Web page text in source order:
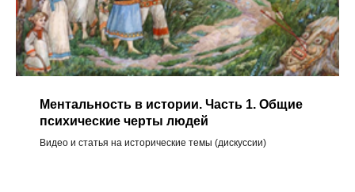
Ментальность в истории. Часть 1. Общие
психические черты людей
Видео и статья на исторические темы (дискуссии)